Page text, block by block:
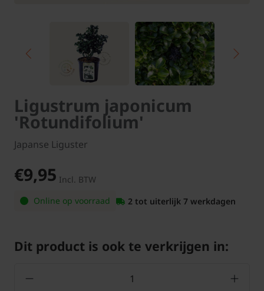
Ligustrum japonicum
'Rotundifolium'
Japanse Liguster
€9,95 Incl. BTW
Online op voorraad
2 tot uiterlijk 7 werkdagen
Dit product is ook te verkrijgen in: